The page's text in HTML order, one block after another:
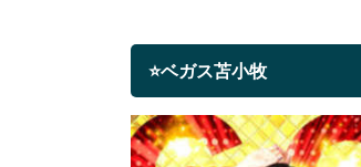
⭐ベガス苫小牧